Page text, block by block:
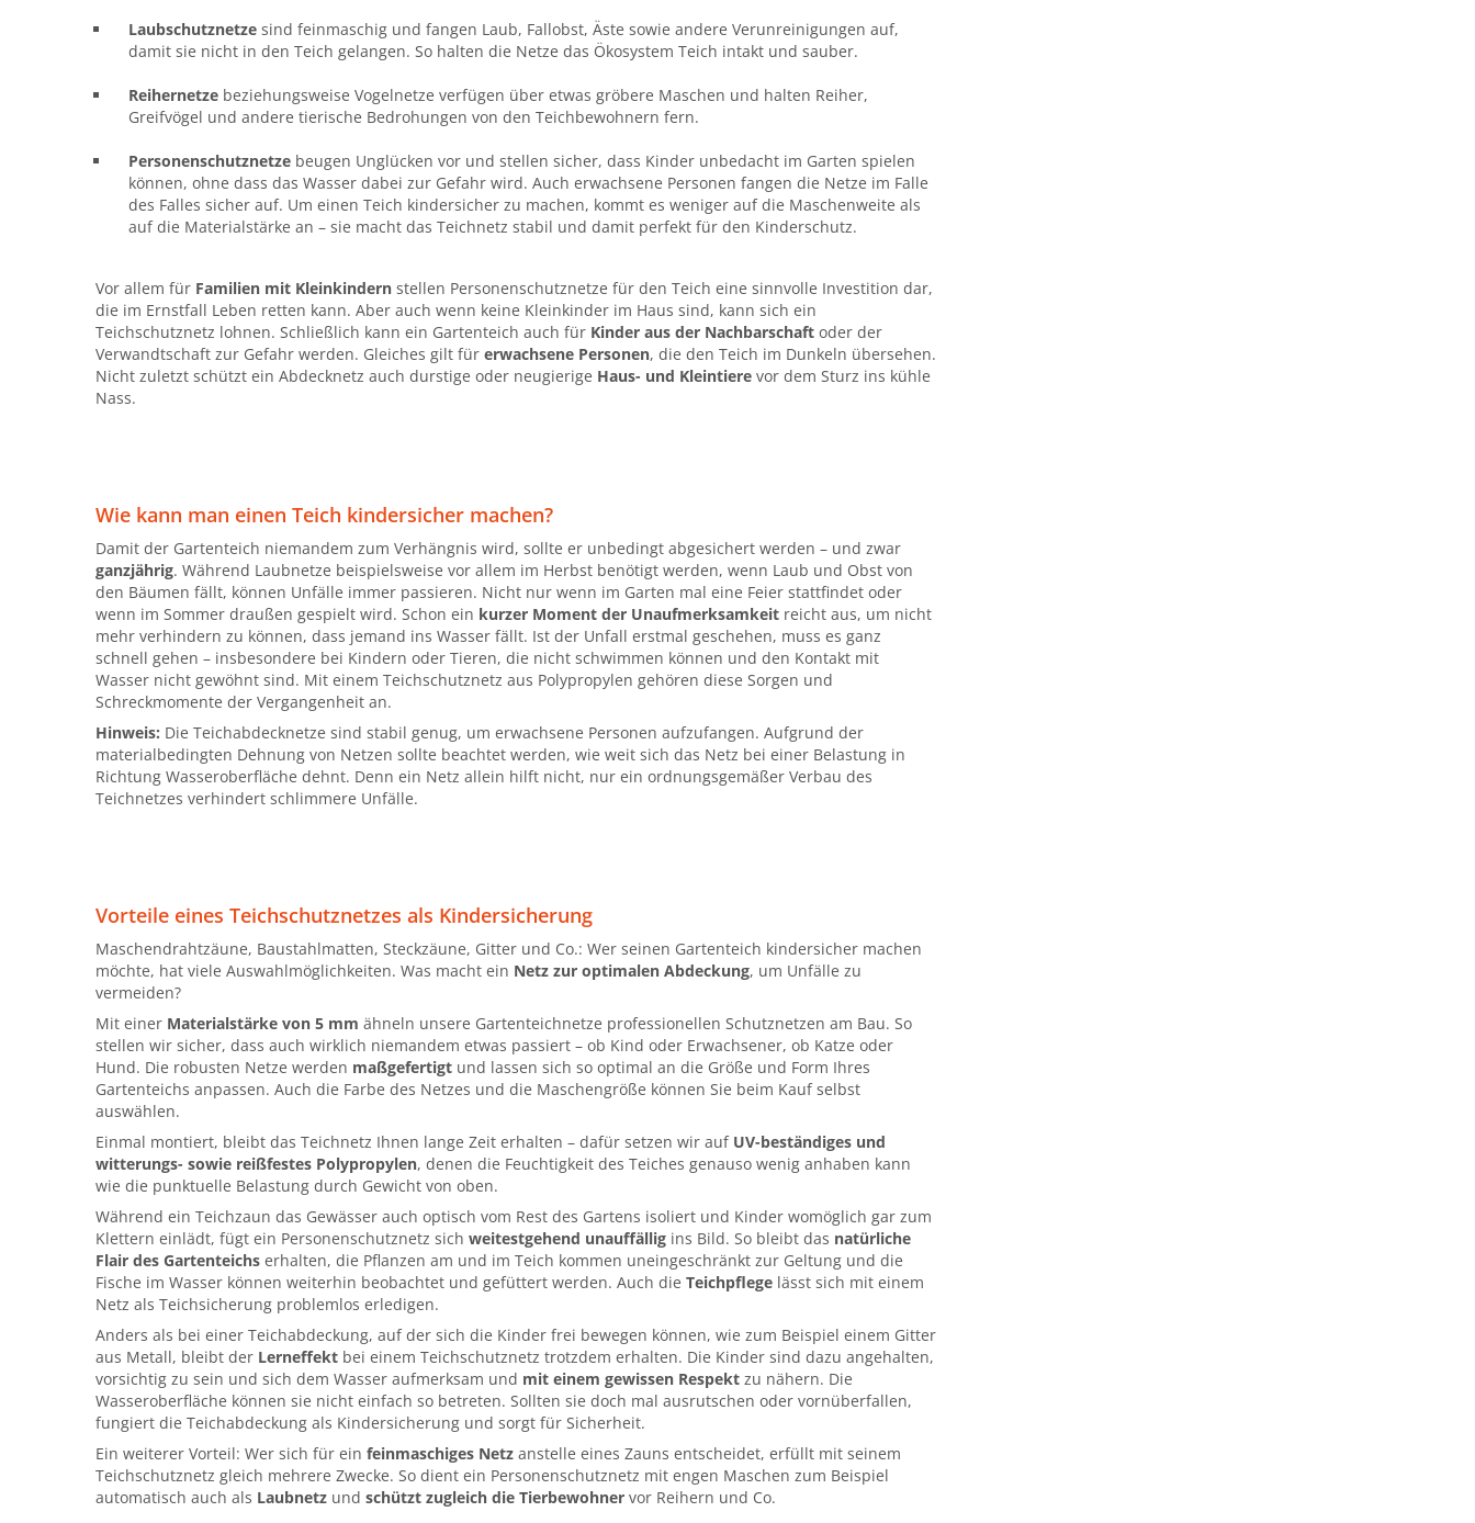
Laubschutznetze sind feinmaschig und fangen Laub, Fallobst, Äste sowie andere Verunreinigungen auf,
damit sie nicht in den Teich gelangen. So halten die Netze das Ökosystem Teich intakt und sauber.
Reihernetze beziehungsweise Vogelnetze verfügen über etwas gröbere Maschen und halten Reiher,
Greifvögel und andere tierische Bedrohungen von den Teichbewohnern fern.
Personenschutznetze beugen Unglücken vor und stellen sicher, dass Kinder unbedacht im Garten spielen
können, ohne dass das Wasser dabei zur Gefahr wird. Auch erwachsene Personen fangen die Netze im Falle
des Falles sicher auf. Um einen Teich kindersicher zu machen, kommt es weniger auf die Maschenweite als
auf die Materialstärke an – sie macht das Teichnetz stabil und damit perfekt für den Kinderschutz.
Vor allem für Familien mit Kleinkindern stellen Personenschutznetze für den Teich eine sinnvolle Investition dar,
die im Ernstfall Leben retten kann. Aber auch wenn keine Kleinkinder im Haus sind, kann sich ein
Teichschutznetz lohnen. Schließlich kann ein Gartenteich auch für Kinder aus der Nachbarschaft oder der
Verwandtschaft zur Gefahr werden. Gleiches gilt für erwachsene Personen, die den Teich im Dunkeln übersehen.
Nicht zuletzt schützt ein Abdecknetz auch durstige oder neugierige Haus- und Kleintiere vor dem Sturz ins kühle
Nass.
Wie kann man einen Teich kindersicher machen?
Damit der Gartenteich niemandem zum Verhängnis wird, sollte er unbedingt abgesichert werden – und zwar
ganzjährig. Während Laubnetze beispielsweise vor allem im Herbst benötigt werden, wenn Laub und Obst von
den Bäumen fällt, können Unfälle immer passieren. Nicht nur wenn im Garten mal eine Feier stattfindet oder
wenn im Sommer draußen gespielt wird. Schon ein kurzer Moment der Unaufmerksamkeit reicht aus, um nicht
mehr verhindern zu können, dass jemand ins Wasser fällt. Ist der Unfall erstmal geschehen, muss es ganz
schnell gehen – insbesondere bei Kindern oder Tieren, die nicht schwimmen können und den Kontakt mit
Wasser nicht gewöhnt sind. Mit einem Teichschutznetz aus Polypropylen gehören diese Sorgen und
Schreckmomente der Vergangenheit an.
Hinweis: Die Teichabdecknetze sind stabil genug, um erwachsene Personen aufzufangen. Aufgrund der
materialbedingten Dehnung von Netzen sollte beachtet werden, wie weit sich das Netz bei einer Belastung in
Richtung Wasseroberfläche dehnt. Denn ein Netz allein hilft nicht, nur ein ordnungsgemäßer Verbau des
Teichnetzes verhindert schlimmere Unfälle.
Vorteile eines Teichschutznetzes als Kindersicherung
Maschendrahtzäune, Baustahlmatten, Steckzäune, Gitter und Co.: Wer seinen Gartenteich kindersicher machen
möchte, hat viele Auswahlmöglichkeiten. Was macht ein Netz zur optimalen Abdeckung, um Unfälle zu
vermeiden?
Mit einer Materialstärke von 5 mm ähneln unsere Gartenteichnetze professionellen Schutznetzen am Bau. So
stellen wir sicher, dass auch wirklich niemandem etwas passiert – ob Kind oder Erwachsener, ob Katze oder
Hund. Die robusten Netze werden maßgefertigt und lassen sich so optimal an die Größe und Form Ihres
Gartenteichs anpassen. Auch die Farbe des Netzes und die Maschengröße können Sie beim Kauf selbst
auswählen.
Einmal montiert, bleibt das Teichnetz Ihnen lange Zeit erhalten – dafür setzen wir auf UV-beständiges und
witterungs- sowie reißfestes Polypropylen, denen die Feuchtigkeit des Teiches genauso wenig anhaben kann
wie die punktuelle Belastung durch Gewicht von oben.
Während ein Teichzaun das Gewässer auch optisch vom Rest des Gartens isoliert und Kinder womöglich gar zum
Klettern einlädt, fügt ein Personenschutznetz sich weitestgehend unauffällig ins Bild. So bleibt das natürliche
Flair des Gartenteichs erhalten, die Pflanzen am und im Teich kommen uneingeschränkt zur Geltung und die
Fische im Wasser können weiterhin beobachtet und gefüttert werden. Auch die Teichpflege lässt sich mit einem
Netz als Teichsicherung problemlos erledigen.
Anders als bei einer Teichabdeckung, auf der sich die Kinder frei bewegen können, wie zum Beispiel einem Gitter
aus Metall, bleibt der Lerneffekt bei einem Teichschutznetz trotzdem erhalten. Die Kinder sind dazu angehalten,
vorsichtig zu sein und sich dem Wasser aufmerksam und mit einem gewissen Respekt zu nähern. Die
Wasseroberfläche können sie nicht einfach so betreten. Sollten sie doch mal ausrutschen oder vornüberfallen,
fungiert die Teichabdeckung als Kindersicherung und sorgt für Sicherheit.
Ein weiterer Vorteil: Wer sich für ein feinmaschiges Netz anstelle eines Zauns entscheidet, erfüllt mit seinem
Teichschutznetz gleich mehrere Zwecke. So dient ein Personenschutznetz mit engen Maschen zum Beispiel
automatisch auch als Laubnetz und schützt zugleich die Tierbewohner vor Reihern und Co.